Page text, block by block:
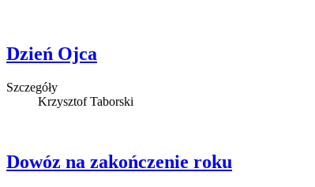
Dzień Ojca
Szczegóły
Krzysztof Taborski
Dowóz na zakończenie roku